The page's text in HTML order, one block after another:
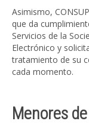
Asimismo,
que da
Servicios de la
Electrónico y
tratamiento de su
cada momento.
Menores